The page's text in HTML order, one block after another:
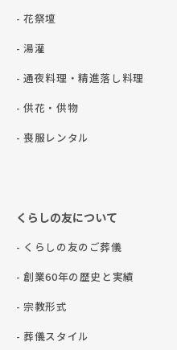
- 花祭壇
- 湯灌
- 通夜料理・精進落し料理
- 供花・供物
- 喪服レンタル
くらしの友について
- くらしの友のご葬儀
- 創業60年の歴史と実績
- 宗教形式
- 葬儀スタイル